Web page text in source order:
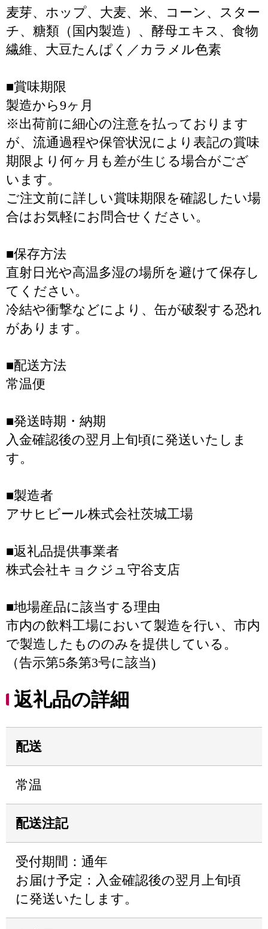
麦芽、ホップ、大麦、米、コーン、スター
チ、糖類（国内製造）、酵母エキス、食物
繊維、大豆たんぱく／カラメル色素
■賞味期限
製造から9ヶ月
※出荷前に細心の注意を払っております
が、流通過程や保管状況により表記の賞味
期限より何ヶ月も差が生じる場合がござ
います。
ご注文前に詳しい賞味期限を確認したい場
合はお気軽にお問合せください。
■保存方法
直射日光や高温多湿の場所を避けて保存し
てください。
冷結や衝撃などにより、缶が破裂する恐れ
があります。
■配送方法
常温便
■発送時期・納期
入金確認後の翌月上旬頃に発送いたしま
す。
■製造者
アサヒビール株式会社茨城工場
■返礼品提供事業者
株式会社キョクジュ守谷支店
■地場産品に該当する理由
市内の飲料工場において製造を行い、市内
で製造したもののみを提供している。
（告示第5条第3号に該当)
返礼品の詳細
配送
常温
配送注記
受付期間：通年
お届け予定：入金確認後の翌月上旬頃
に発送いたします。